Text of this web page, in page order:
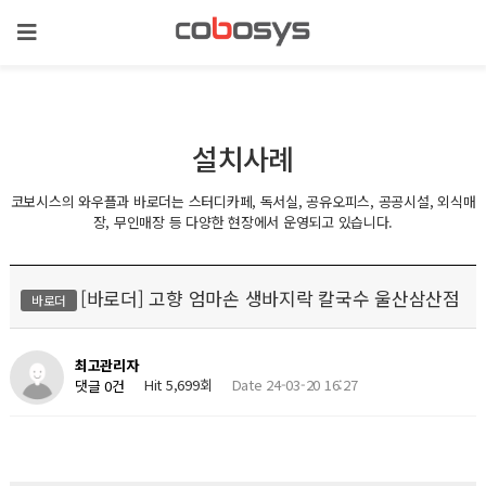
설치사례
코보시스의 와우플과 바로더는 스터디카페, 독서실, 공유오피스, 공공시설, 외식매
장, 무인매장 등 다양한 현장에서 운영되고 있습니다.
바로더 [바로더] 고향 엄마손 생바지락 칼국수 울산삼산점
최고관리자
댓글 0건
Hit 5,699회 Date 24-03-20 16:27